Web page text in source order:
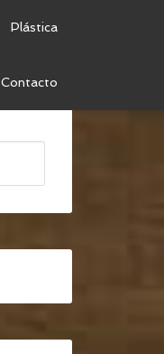
Plástica
Contacto